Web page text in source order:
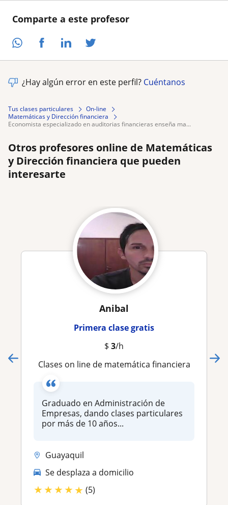
Comparte a este profesor
¿Hay algún error en este perfil? Cuéntanos
Tus clases particulares
On-line
Matemáticas y Dirección financiera
economista especializado en auditorias financieras enseña ma...
Otros profesores online de Matemáticas
y Dirección financiera que pueden
interesarte
Anibal
Primera clase gratis
$ 3/h
Clases on line de matemática financiera
Graduado en Administración de
Empresas, dando clases particulares
por más de 10 años...
Guayaquil
Se desplaza a domicilio
★★★★★ (5)